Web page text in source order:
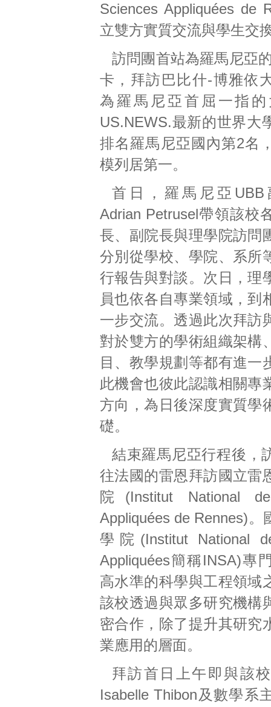
Sciences Appliquées de
立雙方實質交流與學生交
訪問團首站為羅馬尼亞
卡，拜訪巴比什-博雅依
為羅馬尼亞首屈一指
US.NEWS.最新的世界大
排名羅馬尼亞國內第2名
模列居第一。
首日，羅馬尼亞UBB
Adrian Petrusel帶領該校
長、副院長與理學院訪問
分別從學校、學院、系所
行報告與對談。次日，理
員也依各自專業領域，到
一步交流。透過此次拜訪
對於雙方的學術組織架構
目、教學規劃等都有進一
此機會也彼此認識相關專
方向，為日後深度實質學
礎。
結束羅馬尼亞行程後，
往法國的雷恩拜訪國立雷
院(Institut National
Appliquées de Rennes)。
學院(Institut National
Appliquées簡稱INSA)專
高水準的科學與工程領域
該校透過與眾多研究機構
密合作，除了提升其研究
業應用的層面。
拜訪首日上午即與該
Isabelle Thibon及數學系